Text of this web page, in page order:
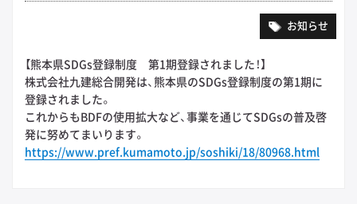
お知らせ
【熊本県SDGs登録制度 第1期登録されました！】
株式会社九建総合開発は、熊本県のSDGs登録制度の第1期に
登録されました。
これからもBDFの使用拡大など、事業を通じてSDGsの普及啓
発に努めてまいります。
https://www.pref.kumamoto.jp/soshiki/18/80968.html